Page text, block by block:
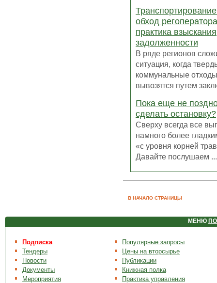
обход
практика взыскания
задолженности
В ряде регионов
ситуация, когда
коммунальные
вывозятся путем
Пока еще не
сделать остановку?
Сверху всегда все
намного более
«с уровня корней
Давайте послушаем ...
В НАЧАЛО СТРАНИЦЫ
МЕНЮ
Подписка
Тендеры
Новости
Документы
Мероприятия
Популярные запросы
Цены на вторсырье
Публикации
Книжная полка
Практика управления